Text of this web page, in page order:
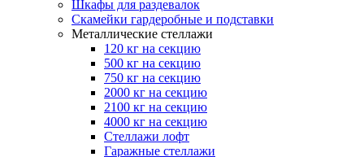
Шкафы для раздевалок
Скамейки гардеробные и подставки
Металлические стеллажи
120 кг на секцию
500 кг на секцию
750 кг на секцию
2000 кг на секцию
2100 кг на секцию
4000 кг на секцию
Стеллажи лофт
Гаражные стеллажи